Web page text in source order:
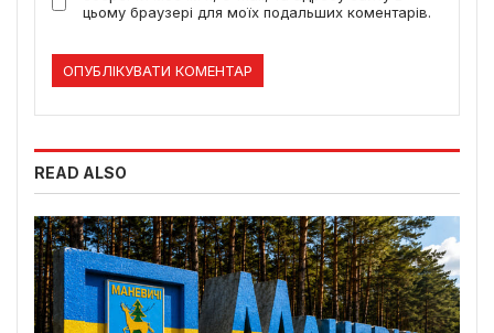
цьому браузері для моїх подальших коментарів.
READ ALSO